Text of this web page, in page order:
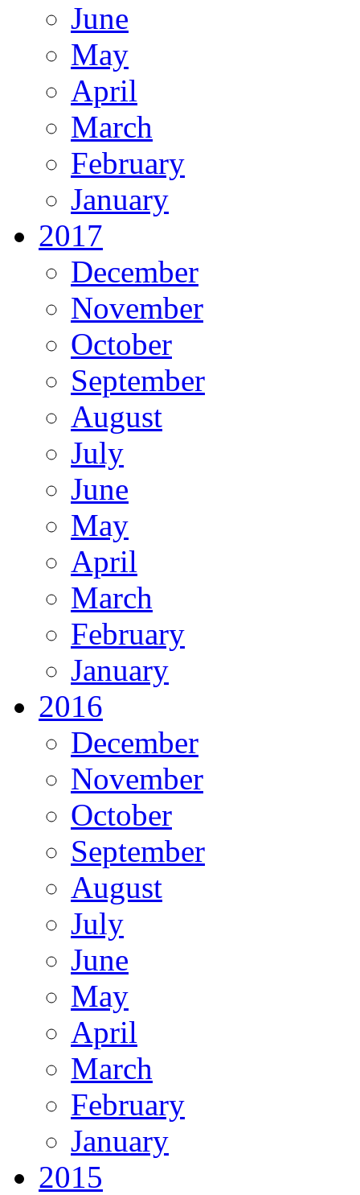
June
May
April
March
February
January
2017
December
November
October
September
August
July
June
May
April
March
February
January
2016
December
November
October
September
August
July
June
May
April
March
February
January
2015